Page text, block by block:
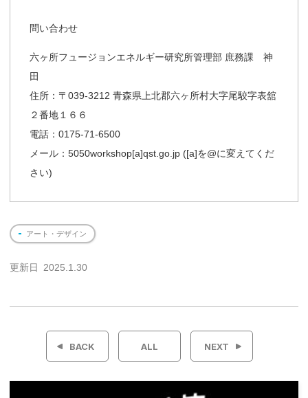
問い合わせ
六ヶ所フュージョンエネルギー研究所管理部 庶務課 神
田
住所：〒039-3212 青森県上北郡六ヶ所村大字尾駮字表舘
２番地１６６
電話：0175-71-6500
メール：5050workshop[a]qst.go.jp ([a]を@に変えてくだ
さい)
アート・デザイン
更新日 2025.1.30
投
BACK ALL NEXT